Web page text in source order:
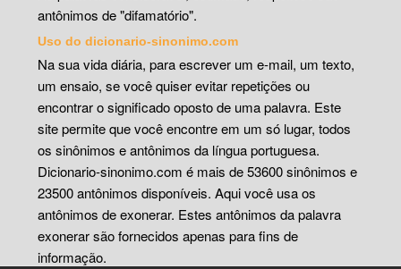
antônimos de "difamatório".
Uso do dicionario-sinonimo.com
Na sua vida diária, para escrever um e-mail, um texto,
um ensaio, se você quiser evitar repetições ou
encontrar o significado oposto de uma palavra. Este
site permite que você encontre em um só lugar, todos
os sinônimos e antônimos da língua portuguesa.
Dicionario-sinonimo.com é mais de 53600 sinônimos e
23500 antônimos disponíveis. Aqui você usa os
antônimos de exonerar. Estes antônimos da palavra
exonerar são fornecidos apenas para fins de
informação.